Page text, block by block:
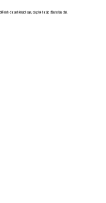
doanh khách sạn, cà phê hoặc đầu tư lâu dài.